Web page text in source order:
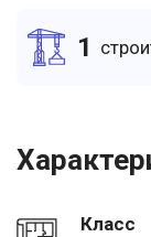
1
Класс